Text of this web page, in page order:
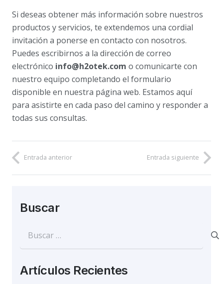
Si deseas obtener más información sobre nuestros
productos y servicios, te extendemos una cordial
invitación a ponerse en contacto con nosotros.
Puedes escribirnos a la dirección de correo
electrónico info@h2otek.com o comunicarte con
nuestro equipo completando el formulario
disponible en nuestra página web. Estamos aquí
para asistirte en cada paso del camino y responder a
todas sus consultas.
Entrada anterior Entrada siguiente
Buscar
Artículos Recientes